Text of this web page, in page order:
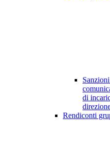
di
Rendiconti